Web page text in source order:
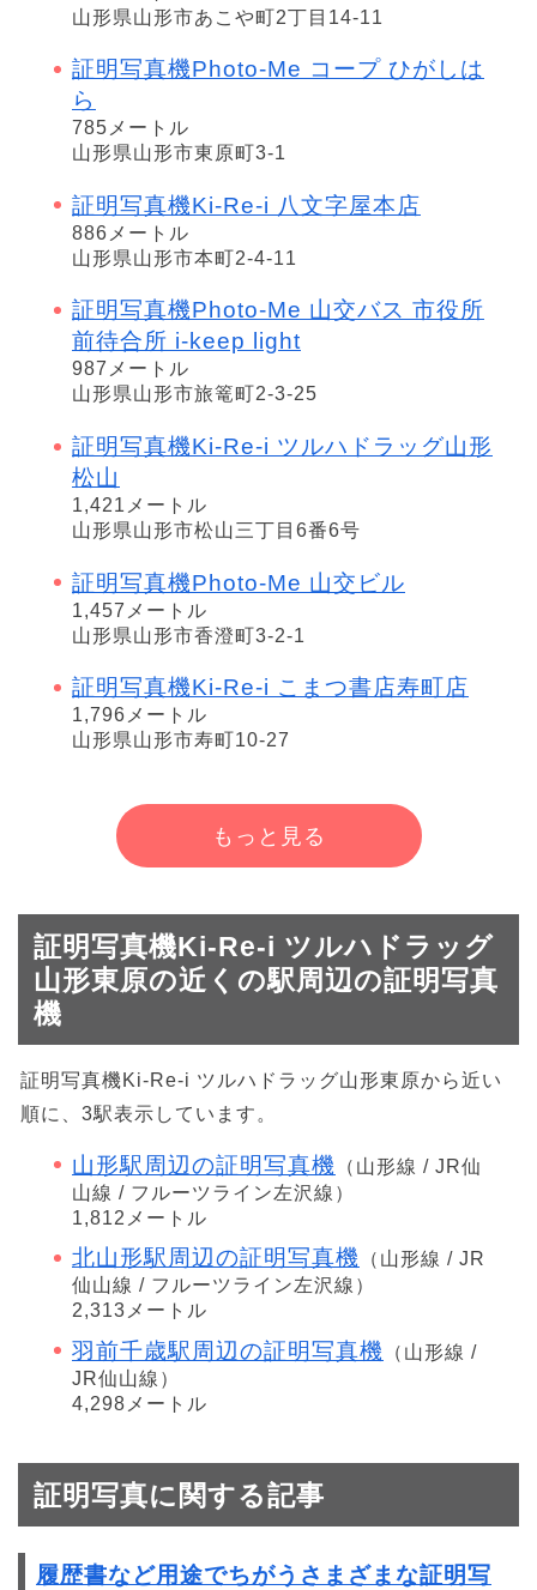
山形県山形市あこや町2丁目14-11
証明写真機Photo-Me コープ ひがしは
ら
785メートル
山形県山形市東原町3-1
証明写真機Ki-Re-i 八文字屋本店
886メートル
山形県山形市本町2-4-11
証明写真機Photo-Me 山交バス 市役所
前待合所 i-keep light
987メートル
山形県山形市旅篭町2-3-25
証明写真機Ki-Re-i ツルハドラッグ山形
松山
1,421メートル
山形県山形市松山三丁目6番6号
証明写真機Photo-Me 山交ビル
1,457メートル
山形県山形市香澄町3-2-1
証明写真機Ki-Re-i こまつ書店寿町店
1,796メートル
山形県山形市寿町10-27
もっと見る
証明写真機Ki-Re-i ツルハドラッグ
山形東原の近くの駅周辺の証明写真
機
証明写真機Ki-Re-i ツルハドラッグ山形東原から近い
順に、3駅表示しています。
山形駅周辺の証明写真機
（山形線 / JR仙
山線 / フルーツライン左沢線）
1,812メートル
北山形駅周辺の証明写真機
（山形線 / JR
仙山線 / フルーツライン左沢線）
2,313メートル
羽前千歳駅周辺の証明写真機
（山形線 /
JR仙山線）
4,298メートル
証明写真に関する記事
履歴書など用途でちがうさまざまな証明写